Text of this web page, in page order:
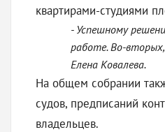
квартирами-студиями
- Успешному
работе. Во-
Елена Ковалева.
На общем собрании
судов, предписаний
владельцев.